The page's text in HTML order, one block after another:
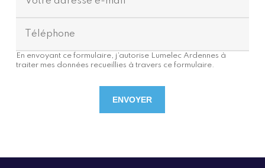
En envoyant ce formulaire, j’autorise Lumelec Ardennes à
traiter mes données recueillies à travers ce formulaire.